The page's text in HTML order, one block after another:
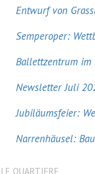
Entwurf von
Semperoper:
Ballettzentrum im
Newsletter Juli
Jubiläumsfeier:
Narrenhäusel:
QUARTIERE